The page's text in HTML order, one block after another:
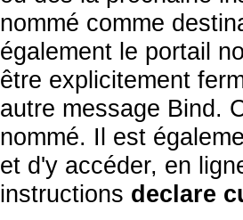
nommé comme
également le portail
être explicitement
autre message Bind.
nommé. Il est
et d'y accéder, en
instructions declare